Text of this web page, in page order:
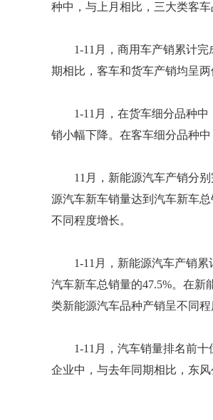
种中，与上月相比，三大类客
1-11月，商用车产销累计完
期相比，客车和货车产销均呈两
1-11月，在货车细分品种
销小幅下降。在客车细分品种
11月，新能源汽车产销分
源汽车新车销量达到汽车新车
不同程度增长。
1-11月，新能源汽车产销累
汽车新车总销量的47.5%。在
类新能源汽车品种产销呈不同程
1-11月，汽车销量排名前
企业中，与去年同期相比，东